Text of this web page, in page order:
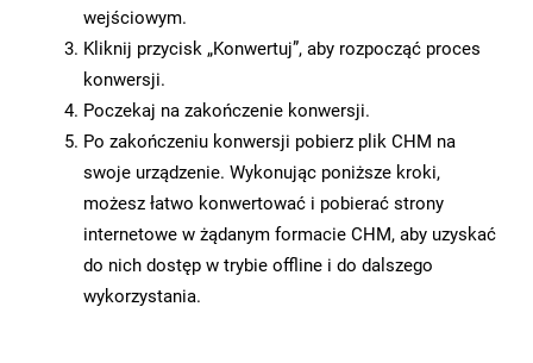
wejściowym.
Kliknij przycisk „Konwertuj”, aby rozpocząć proces
konwersji.
Poczekaj na zakończenie konwersji.
Po zakończeniu konwersji pobierz plik CHM na
swoje urządzenie. Wykonując poniższe kroki,
możesz łatwo konwertować i pobierać strony
internetowe w żądanym formacie CHM, aby uzyskać
do nich dostęp w trybie offline i do dalszego
wykorzystania.